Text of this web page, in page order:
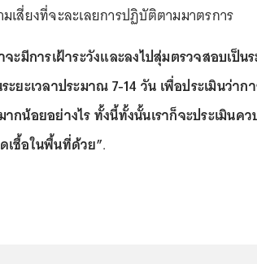
มเสี่ยงที่จะละเลยการปฏิบัติตามมาตรการ
าจะมีการเฝ้าระวังและลงไปสุ่มตรวจสอบเป็
ะยะเวลาประมาณ 7-14 วัน เพื่อประเมินว่า
ากน้อยอย่างไร ทั้งนี้ทั้งนั้นเราก็จะประเมิน
เชื้อในพื้นที่ด้วย”.